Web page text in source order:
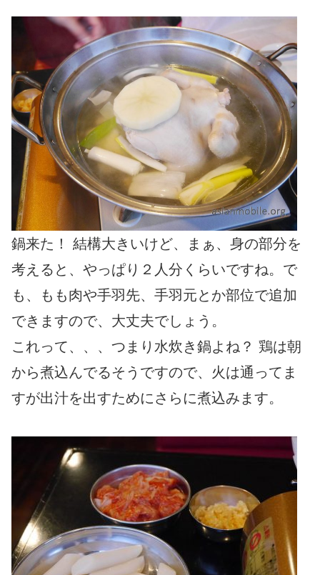
鍋来た！ 結構大きいけど、まぁ、身の部分を
考えると、やっぱり２人分くらいですね。で
も、もも肉や手羽先、手羽元とか部位で追加
できますので、大丈夫でしょう。
これって、、、つまり水炊き鍋よね？ 鶏は朝
から煮込んでるそうですので、火は通ってま
すが出汁を出すためにさらに煮込みます。